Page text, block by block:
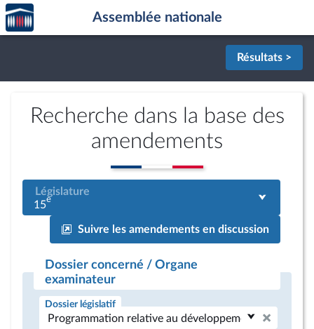
Aller au contenu
Aller en bas de la page
Accèder
à la
page
Assemblée nationale
Résultats >
Recherche dans la base des
amendements
Législature
15e
Suivre les amendements en discussion
Dossier concerné / Organe
examinateur
Dossier législatif